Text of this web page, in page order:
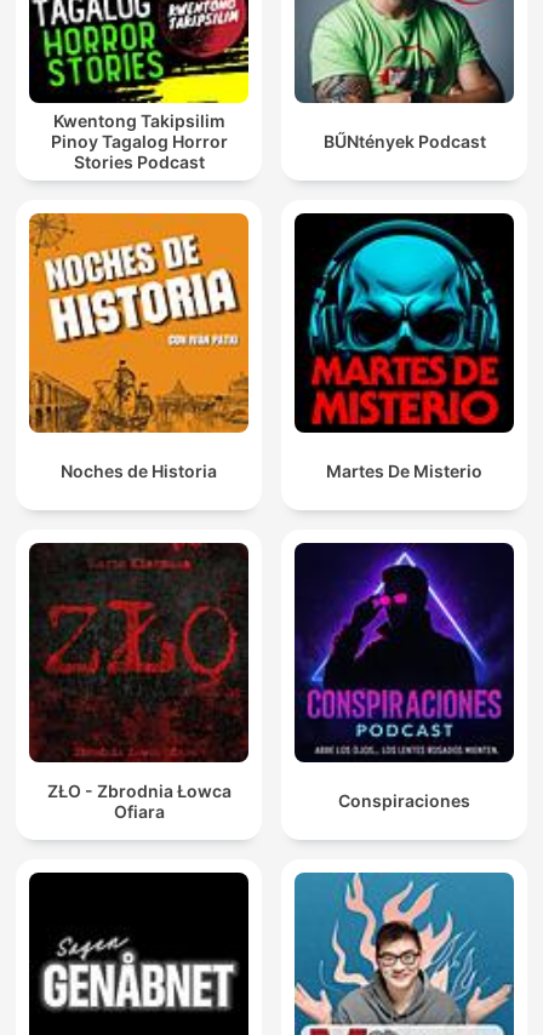
Kwentong Takipsilim
Pinoy Tagalog Horror
Stories Podcast
BŰNtények Podcast
Noches de Historia Martes De Misterio
ZŁO - Zbrodnia Łowca
Ofiara
Conspiraciones